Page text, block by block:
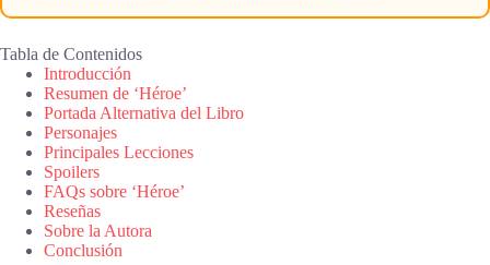
Tabla de Contenidos
Introducción
Resumen de ‘Héroe’
Portada Alternativa del Libro
Personajes
Principales Lecciones
Spoilers
FAQs sobre ‘Héroe’
Reseñas
Sobre la Autora
Conclusión